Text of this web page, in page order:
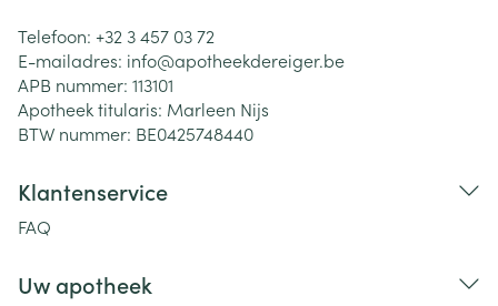
Telefoon: +32 3 457 03 72
E-mailadres: info@apotheekdereiger.be
APB nummer: 113101
Apotheek titularis: Marleen Nijs
BTW nummer: BE0425748440
Klantenservice
FAQ
Uw apotheek